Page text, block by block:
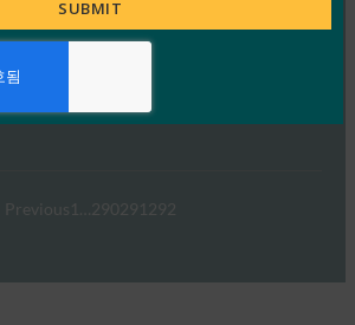
와 업계가 보다 효과적인 인증 기술로
인증 표준이 궁극적으로 암호 종속
Previous 1 290291 292
SUBMIT